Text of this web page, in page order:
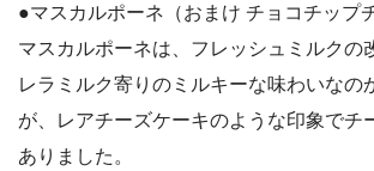
●マスカルポーネ（おまけ チョコチップ
マスカルポーネは、フレッシュミルクの
レラミルク寄りのミルキーな味わいなの
が、レアチーズケーキのような印象でチ
ありました。